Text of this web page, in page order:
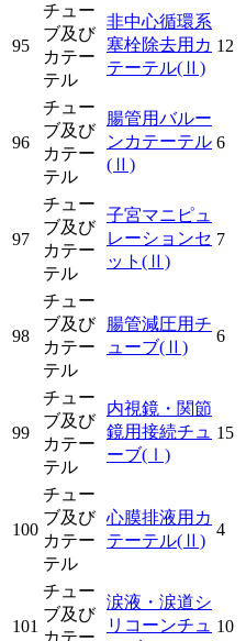
95
チュー
ブ及び
カテー
テル
非中心循環系
塞栓除去用カ
テーテル(Ⅱ)
12
96
チュー
ブ及び
カテー
テル
腸管用バルー
ンカテーテル
(Ⅱ)
6
97
チュー
ブ及び
カテー
テル
子宮マニピュ
レーションセ
ット (Ⅱ)
7
98
チュー
ブ及び
カテー
テル
腸管減圧用チ
ューブ(Ⅱ)
6
99
チュー
ブ及び
カテー
テル
内視鏡・関節
鏡用接続チュ
ーブ(Ⅰ)
15
100
チュー
ブ及び
カテー
テル
心膜排液用カ
テーテル(Ⅱ)
4
101
チュー
ブ及び
涙液・涙道シ
リコーンチュ 10